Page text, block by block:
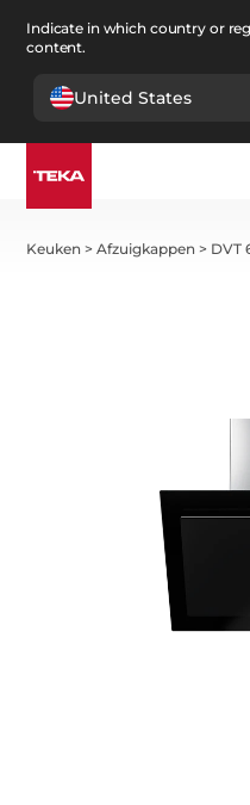
Indicate in which country or
content.
United States
Keuken >Afzuigkappen > DVT